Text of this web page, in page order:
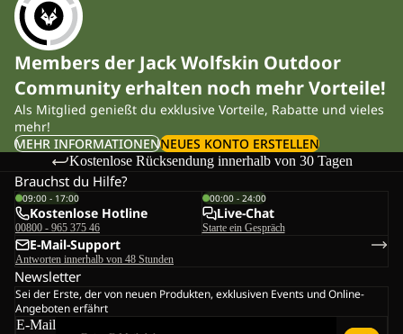
Members der Jack Wolfskin Outdoor
Community erhalten noch mehr Vorteile!
Als Mitglied genießt du exklusive Vorteile, Rabatte und vieles
mehr!
MEHR INFORMATIONENNEUES KONTO ERSTELLEN
Kostenlose Rücksendung innerhalb von 30 Tagen
Brauchst du Hilfe?
09:00 - 17:00
Kostenlose Hotline
00800 - 965 375 46
00:00 - 24:00
Live-Chat
Starte ein Gespräch
E-Mail-Support
Antworten innerhalb von 48 Stunden
Newsletter
Sei der Erste, der von neuen Produkten, exklusiven Events und Online-
Angeboten erfährt
E-Mail